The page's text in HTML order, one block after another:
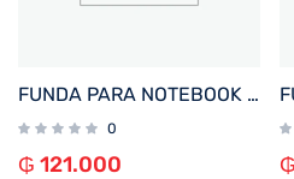
FUNDA PARA NOTEBOOK FTX SEDA-LC 14.1″ LILA
0
₲ 121.000 ₲